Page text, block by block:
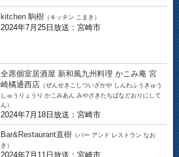
kitchen 駒樹 （キッチン こまき）
2024年7月25日放送：宮崎市
全席個室居酒屋 新和風九州料理 かこみ庵 宮
崎橘通西店 （ぜんせきこしついざかや しんわふうきゅう
しゅうりょうり かこみあん みやざきたちばなどおりにして
ん）
2024年7月18日放送：宮崎市
Bar&Restaurant直樹 （バー アンド レストラン なお
き）
2024年7月11日放送：宮崎市